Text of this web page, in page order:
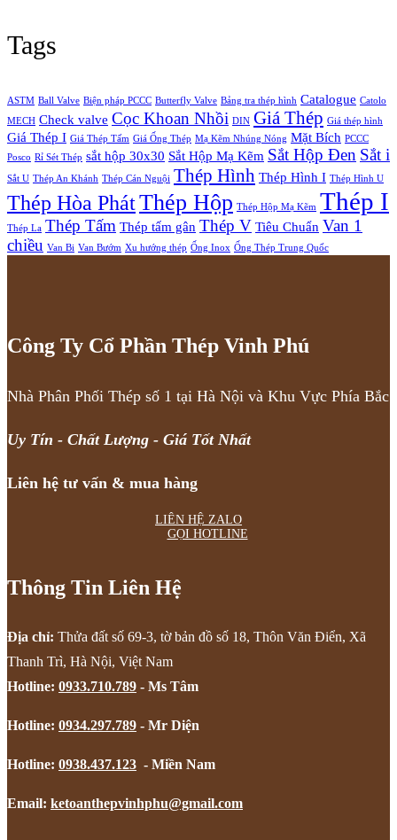
Tags
ASTM Ball Valve Biện pháp PCCC Butterfly Valve Bảng tra thép hình Catalogue Catolo
MECH Check valve Cọc Khoan Nhồi DIN Giá Thép Giá thép hình
Giá Thép I Giá Thép Tấm Giá Ống Thép Mạ Kẽm Nhúng Nóng Mặt Bích PCCC
Posco Rỉ Sét Thép sắt hộp 30x30 Sắt Hộp Mạ Kẽm Sắt Hộp Đen Sắt i
Sắt U Thép An Khánh Thép Cán Nguội Thép Hình Thép Hình I Thép Hình U
Thép Hòa PhátThép Hộp Thép Hộp Mạ Kẽm Thép I
Thép La Thép Tấm Thép tấm gân Thép V Tiêu Chuẩn Van 1
chiều Van Bi Van Bướm Xu hướng thép Ống Inox Ống Thép Trung Quốc
Công Ty Cổ Phần Thép Vinh Phú
Nhà Phân Phối Thép số 1 tại Hà Nội và Khu Vực Phía Bắc
Uy Tín - Chất Lượng - Giá Tốt Nhất
Liên hệ tư vấn & mua hàng
LIÊN HỆ ZALO
GỌI HOTLINE
Thông Tin Liên Hệ
Địa chỉ: Thửa đất số 69-3, tờ bản đồ số 18, Thôn Văn Điển, Xã
Thanh Trì, Hà Nội, Việt Nam
Hotline: 0933.710.789 - Ms Tâm
Hotline: 0934.297.789 - Mr Diện
Hotline: 0938.437.123 - Miền Nam
Email: ketoanthepvinhphu@gmail.com